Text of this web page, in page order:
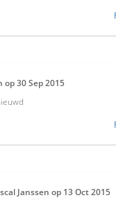
op30 Sep 2015
Janssen op 13 Oct 2015